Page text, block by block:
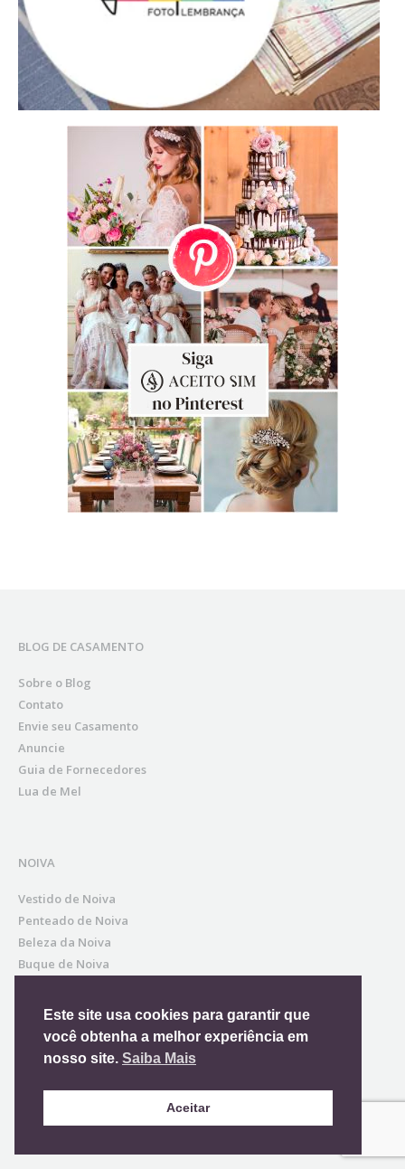
BLOG DE CASAMENTO
Sobre o Blog
Contato
Envie seu Casamento
Anuncie
Guia de Fornecedores
Lua de Mel
NOIVA
Vestido de Noiva
Penteado de Noiva
Beleza da Noiva
Buque de Noiva
Acessórios para Noiva
Dia da Noiva
Madrinhas e Padrinhos
Este site usa cookies para garantir que
você obtenha a melhor experiência em
nosso site. Saiba Mais
Aceitar